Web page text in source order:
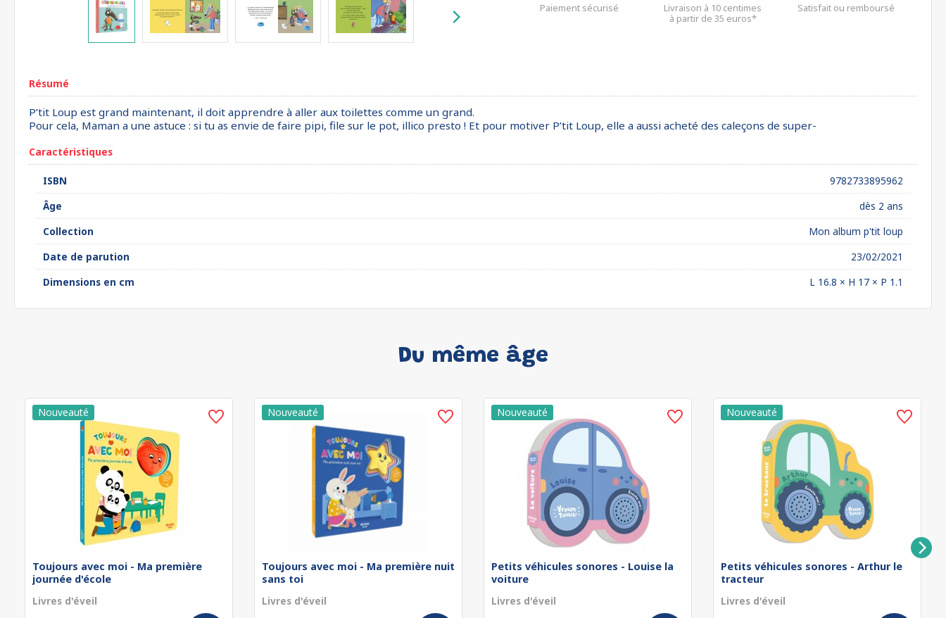
Paiement sécurisé
Livraison à 10 centimes
à partir de 35 euros*
Satisfait ou remboursé
Résumé
P’tit Loup est grand maintenant, il doit apprendre à aller aux toilettes comme un grand.
Pour cela, Maman a une astuce : si tu as envie de faire pipi, file sur le pot, illico presto ! Et pour motiver P’tit Loup, elle a aussi acheté des caleçons de super-
Caractéristiques
ISBN
9782733895962
Âge
dès 2 ans
Collection
Mon album p'tit loup
Date de parution
23/02/2021
Dimensions en cm
L 16.8 × H 17 × P 1.1
Du même âge
Toujours avec moi - Ma première
journée d'école
Livres d'éveil
Toujours avec moi - Ma première nuit
sans toi
Livres d'éveil
Petits véhicules sonores - Louise la
voiture
Livres d'éveil
Petits véhicules sonores - Arthur le
tracteur
Livres d'éveil